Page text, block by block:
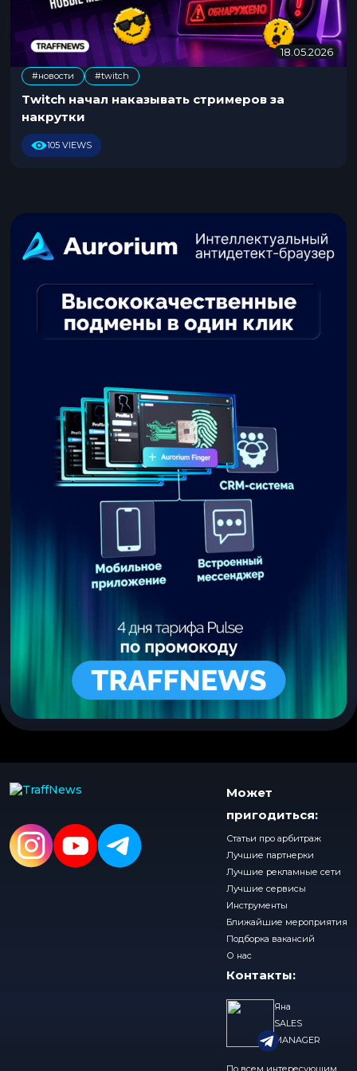
18.05.20261
8
#новости #twitch
Twitch начал наказывать стримеров за
накрутки
105 VIEWS
Может
пригодиться:
Статьи про арбитраж
Лучшие партнерки
Лучшие рекламные сети
Лучшие сервисы
Инструменты
Ближайшие мероприятия
Подборка вакансий
О нас
Контакты:
Яна
SALES
MANAGER
По всем интересующим